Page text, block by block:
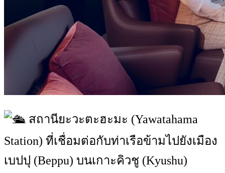
สถานียะวะตะฮะมะ (Yawatahama
Station) ที่เชื่อมต่อกับท่าเรือข้ามไปยังเมือง
เบปปุ (Beppu) บนเกาะคิวชู (Kyushu)